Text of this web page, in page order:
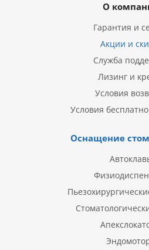
О
Гарантия и
Акции и
Служба
Лизинг и
Условия
Условия
Оснащение